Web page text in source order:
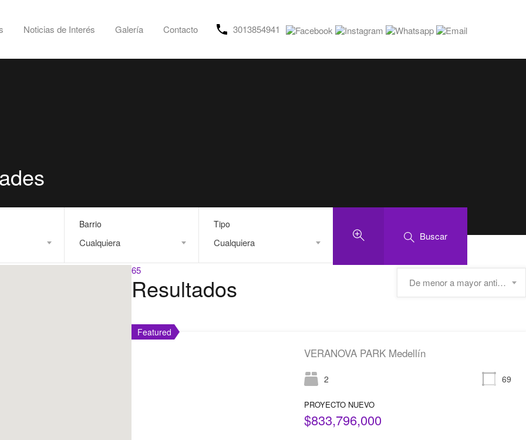
Noticias de Interés Galería Contacto 3013854941
Barrio
Cualquiera
Tipo
Cualquiera
Buscar
65
Resultados De menor a mayor antigüedad
Featured
VERANOVA PARK Medellín
2 69
PROYECTO NUEVO
$833,796,000